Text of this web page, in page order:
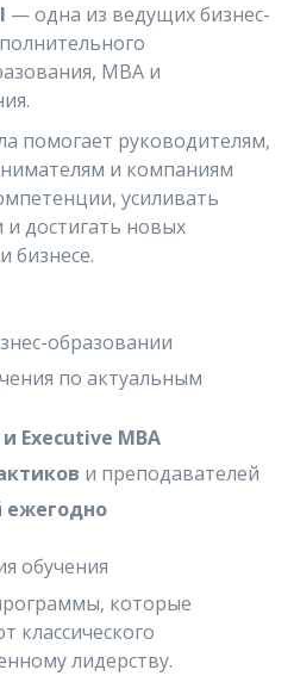
— одна из ведущих бизнес-
MBA и
помогает руководителям,
и компаниям
усиливать
достигать новых
бизнесе.
образовании
по актуальным
Executive MBA
и преподавателей
ежегодно
обучения
которые
классического
лидерству.